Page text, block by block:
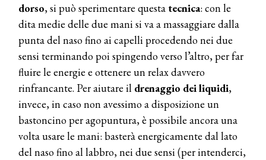
dorso, si può sperimentare questa tecnica: con le
dita medie delle due mani si va a massaggiare dalla
punta del naso fino ai capelli procedendo nei due
sensi terminando poi spingendo verso l’altro, per far
fluire le energie e ottenere un relax davvero
rinfrancante. Per aiutare il drenaggio dei liquidi,
invece, in caso non avessimo a disposizione un
bastoncino per agopuntura, è possibile ancora una
volta usare le mani: basterà energicamente dal lato
del naso fino al labbro, nei due sensi (per intenderci,
COSMOPROF WORLDWIDE BOLOGNA
Cosmprof Worldwide Bologna
presenta THE BEAUTY &
WELLNESS CONGRESS 2022: I
TEMI